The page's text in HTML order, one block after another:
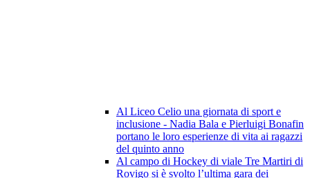
Al Liceo Celio una giornata di sport e
inclusione - Nadia Bala e Pierluigi Bonafin
portano le loro esperienze di vita ai ragazzi
del quinto anno
Al campo di Hockey di viale Tre Martiri di
Rovigo si è svolto l’ultima gara dei